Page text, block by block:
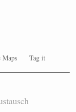
Maps Tag it